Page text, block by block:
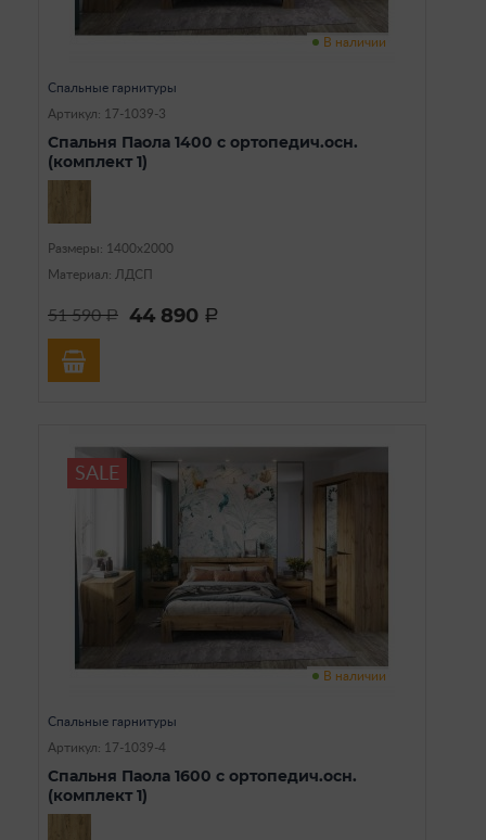
В наличии
Спальные гарнитуры
Артикул: 17-1039-3
Спальня Паола 1400 с ортопедич.осн.
(комплект 1)
Размеры: 1400х2000
Материал: ЛДСП
51 590a 44 890 a
SALE
В наличии
Спальные гарнитуры
Артикул: 17-1039-4
Спальня Паола 1600 с ортопедич.осн.
(комплект 1)